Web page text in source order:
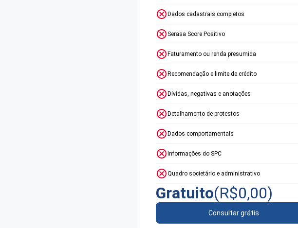
Dados cadastrais completos
Serasa Score Positivo
Faturamento ou renda presumida
Recomendação e limite de crédito
Dívidas, negativas e anotações
Detalhamento de protestos
Dados comportamentais
Informações do SPC
Quadro societário e administrativo
Gratuito(R$0,00)
Consultar grátis